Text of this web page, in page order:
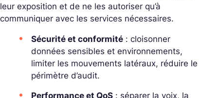
leur exposition et de ne les autoriser qu’à
communiquer avec les services nécessaires.
Sécurité et conformité : cloisonner
données sensibles et environnements,
limiter les mouvements latéraux, réduire le
périmètre d’audit.
Performance et QoS : séparer la voix, la